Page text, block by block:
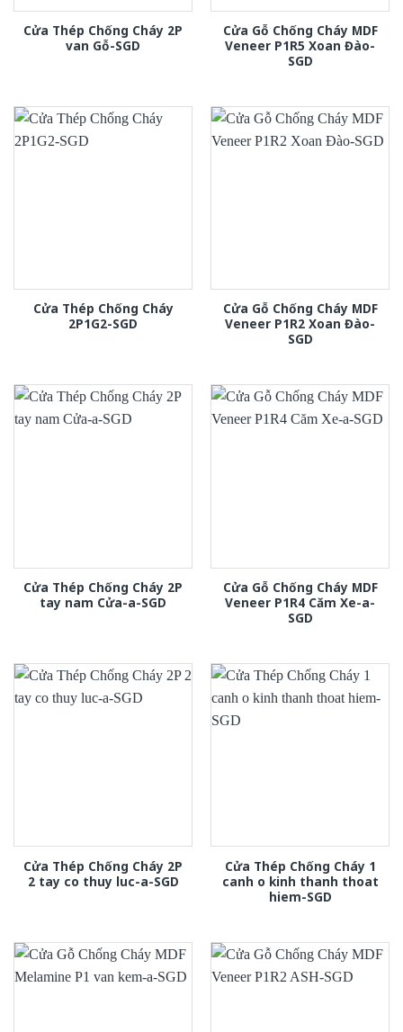
Cửa Thép Chống Cháy 2P
van Gỗ-SGD
Cửa Gỗ Chống Cháy MDF
Veneer P1R5 Xoan Đào-
SGD
Cửa Thép Chống Cháy
2P1G2-SGD
Cửa Gỗ Chống Cháy MDF
Veneer P1R2 Xoan Đào-
SGD
Cửa Thép Chống Cháy 2P
tay nam Cửa-a-SGD
Cửa Gỗ Chống Cháy MDF
Veneer P1R4 Căm Xe-a-
SGD
Cửa Thép Chống Cháy 2P
2 tay co thuy luc-a-SGD
Cửa Thép Chống Cháy 1
canh o kinh thanh thoat
hiem-SGD